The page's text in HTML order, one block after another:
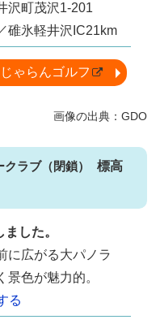
沢町茂沢1-201
碓氷軽井沢IC21km
じゃらんゴルフ
クラブ
標高
した。
に広がる大パノラ
色が魅力的。
る